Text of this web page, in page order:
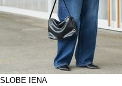
SLOBE IENA